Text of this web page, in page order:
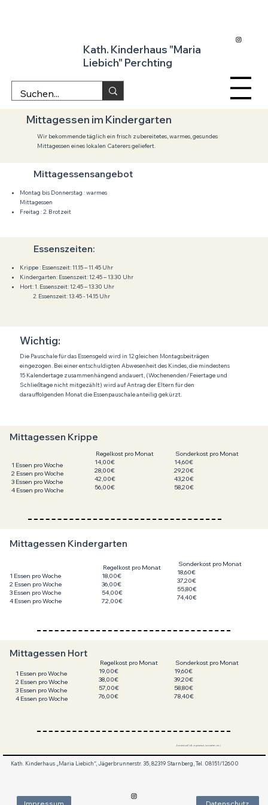
Kath. Kinderhaus "Maria
Liebich" Perchting
Mittagessen im Kindergarten
Wir bekommende täglich ein frisch zubereitetes, warmes, gesundes
Mittagessen eines lokalen Caterers geliefert.
Mittagessensangebot
Montag bis Donnerstag : warmes
Mittagessen
Freitag : 2. Brotzeit
Wichtig:
Die Pauschale für das Essensgeld wird in 12 gleichen Montagsbeiträgen
eingezogen. Bei einer entschuldigten Abwesenheit des Kindes, die mindestens
15 Kalendertage zusammenhängend andauert, (Wochenenden/Feiertage und
Schließtage nicht mitgezählt) wird auf Antrag der Eltern für den
darauffolgenden Monat die Essenpauschale anteilig gekürzt.
Mittagessen Krippe
1 Essen pro Woche
2 Essen pro Woche
3 Essen pro Woche
4 Essen pro Woche
Regelkost pro Monat
14,00€
28,00€
42,00€
56,00€
Sonderkost pro Monat
14,60€
29,20€
43,20€
58,20€
Mittagessen Kindergarten
1 Essen pro Woche
2 Essen pro Woche
3 Essen pro Woche
4 Essen pro Woche
Regelkost pro Monat
18,00€
36,00€
54,00€
72,00€
Sonderkost pro Monat
18,60€
37,20€
55,80€
74,40€
Mittagessen Hort
1 Essen pro Woche
2 Essen pro Woche
3 Essen pro Woche
4 Essen pro Woche
Regelkost pro Monat
19,00€
38,00€
57,00€
76,00€
Sonderkost pro Monat
19,60€
39,20€
58,80€
78,40€
„Sonderkost“( z.B. vegetarisch, lactosefrei, etc.)
Essenszeiten:
Krippe : Essenszeit: 11.15 – 11.45 Uhr
Kindergarten: Essenszeit: 12.45 – 13.30 Uhr
Hort: 1. Essenszeit: 12.45 – 13.30 Uhr
2. Essenszeit: 13.45 - 14.15 Uhr
Kath. Kinderhaus „Maria Liebich“, Jägerbrunnerstr. 35, 82319 Starnberg, Tel. 08151/12600